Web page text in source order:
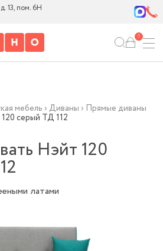
13, пом. 6Н
0
мебель › Диваны › Прямые диваны
серый ТД 112
Нэйт 120
латами